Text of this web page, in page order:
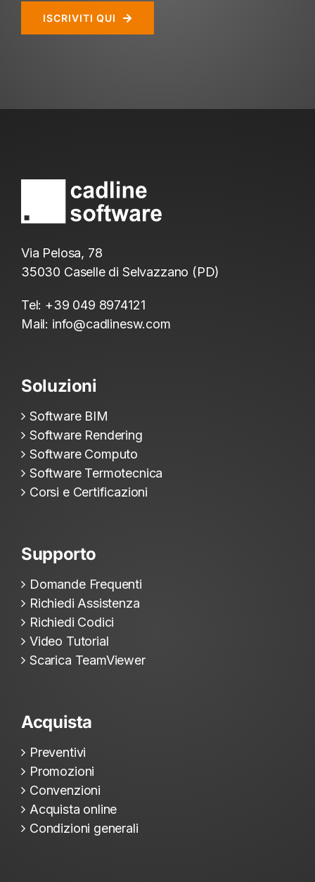
ISCRIVITI QUI
Via Pelosa, 78
35030 Caselle di Selvazzano (PD)
Tel: +39 049 8974121
Mail: info@cadlinesw.com
Soluzioni
Software BIM
Software Rendering
Software Computo
Software Termotecnica
Corsi e Certificazioni
Supporto
Domande Frequenti
Richiedi Assistenza
Richiedi Codici
Video Tutorial
Scarica TeamViewer
Acquista
Preventivi
Promozioni
Convenzioni
Acquista online
Condizioni generali